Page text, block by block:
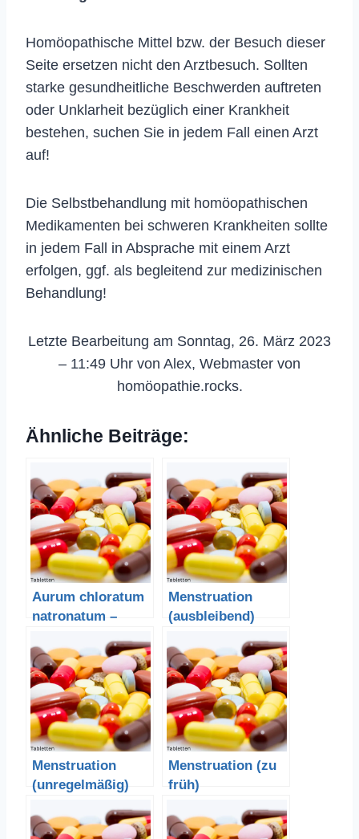
Homöopathische Mittel bzw. der Besuch dieser
Seite ersetzen nicht den Arztbesuch. Sollten
starke gesundheitliche Beschwerden auftreten
oder Unklarheit bezüglich einer Krankheit
bestehen, suchen Sie in jedem Fall einen Arzt
auf!
Die Selbstbehandlung mit homöopathischen
Medikamenten bei schweren Krankheiten sollte
in jedem Fall in Absprache mit einem Arzt
erfolgen, ggf. als begleitend zur medizinischen
Behandlung!
Letzte Bearbeitung am Sonntag, 26. März 2023
– 11:49 Uhr von Alex, Webmaster von
homöopathie.rocks.
Ähnliche Beiträge:
Aurum chloratum
natronatum –
Menstruation
(ausbleibend)
Menstruation
(unregelmäßig)
Menstruation (zu
früh)